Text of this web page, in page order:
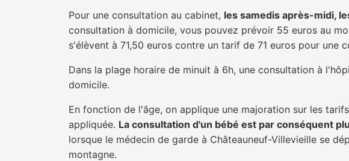
Pour une consultation au cabinet, les samedis après-midi,
consultation à domicile, vous pouvez prévoir 55 euros au
s'élèvent à 71,50 euros contre un tarif de 71 euros pour une
Dans la plage horaire de minuit à 6h, une consultation à
domicile.
En fonction de l'âge, on applique une majoration sur les
appliquée. La consultation d'un bébé est par conséquent
lorsque le médecin de garde à Châteauneuf-Villevieille se
montagne.